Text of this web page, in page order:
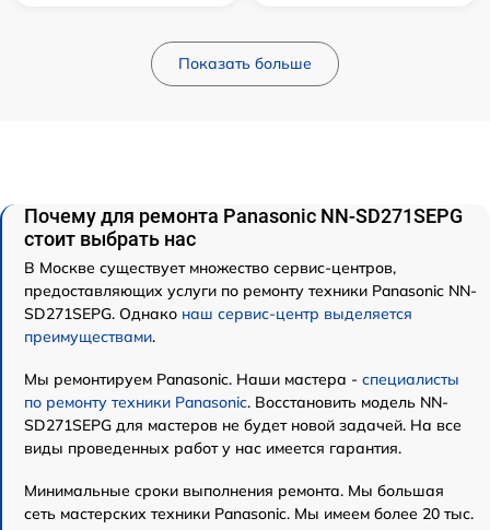
Показать больше
Почему для ремонта Panasonic NN-SD271SEPG
стоит выбрать нас
В Москве существует множество сервис-центров,
предоставляющих услуги по ремонту техники Panasonic NN-
SD271SEPG. Однако наш сервис-центр выделяется
преимуществами.
Мы ремонтируем Panasonic. Наши мастера - специалисты
по ремонту техники Panasonic. Восстановить модель NN-
SD271SEPG для мастеров не будет новой задачей. На все
виды проведенных работ у нас имеется гарантия.
Минимальные сроки выполнения ремонта. Мы большая
сеть мастерских техники Panasonic. Мы имеем более 20 тыс.